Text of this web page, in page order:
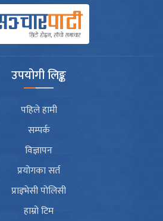
उपयोगी लिङ्क
पहिले हामी
सम्पर्क
विज्ञापन
प्रयोगका सर्त
प्राइभेसी पोलिसी
हाम्रो टिम